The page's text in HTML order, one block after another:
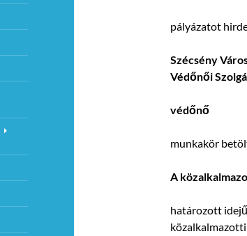
pályázatot
Szécsény
Védőnői
védőnő
munkakör
A
határozott